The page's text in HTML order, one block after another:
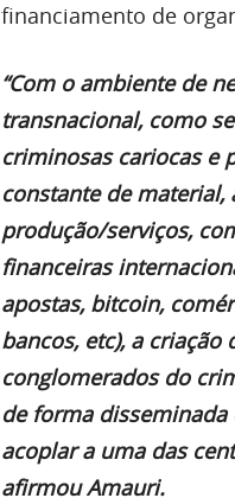
financiamento de
“Com o ambiente de
transnacional, como
criminosas cariocas e
constante de
produção/serviços,
financeiras
apostas, bitcoin,
bancos, etc), a
conglomerados do
de forma disseminada
acoplar a uma das
afirmou Amauri.